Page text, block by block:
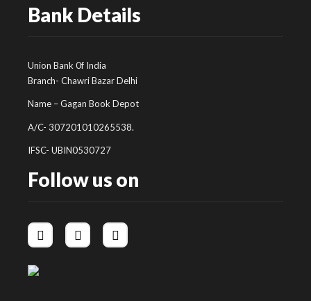
Bank Details
Union Bank 0f India
Branch- Chawri Bazar Delhi
Name – Gagan Book Depot
A/C- 307201010265538.
IFSC- UBIN0530727
Follow us on